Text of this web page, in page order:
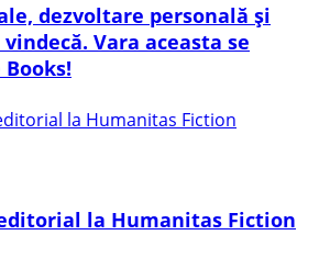
dezvoltare personală și
Vara aceasta se
la Humanitas Fiction